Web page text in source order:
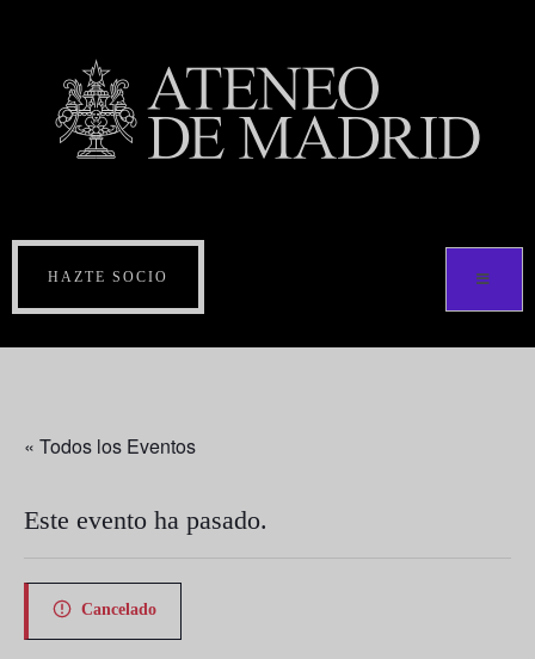
HAZTE SOCIO
« Todos los Eventos
Este evento ha pasado.
Cancelado